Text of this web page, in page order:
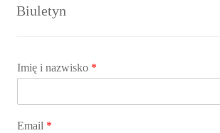
Biuletyn
Imię i nazwisko *
Email *